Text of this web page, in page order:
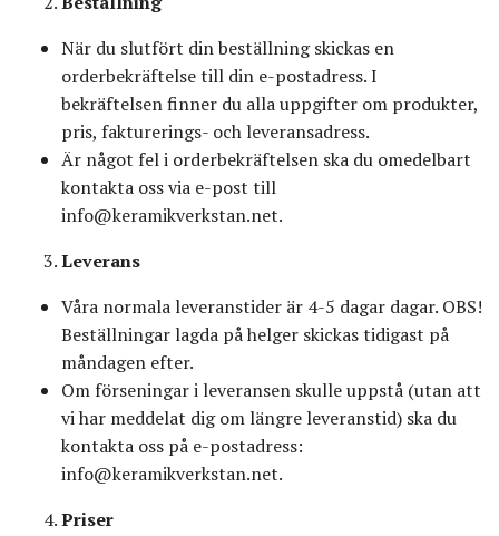
När du slutfört din beställning skickas en
orderbekräftelse till din e-postadress. I
bekräftelsen finner du alla uppgifter om produkter,
pris, fakturerings- och leveransadress.
Är något fel i orderbekräftelsen ska du omedelbart
kontakta oss via e-post till
info@keramikverkstan.net.
Leverans
Våra normala leveranstider är 4-5 dagar dagar. OBS!
Beställningar lagda på helger skickas tidigast på
måndagen efter.
Om förseningar i leveransen skulle uppstå (utan att
vi har meddelat dig om längre leveranstid) ska du
kontakta oss på e-postadress:
info@keramikverkstan.net.
Priser